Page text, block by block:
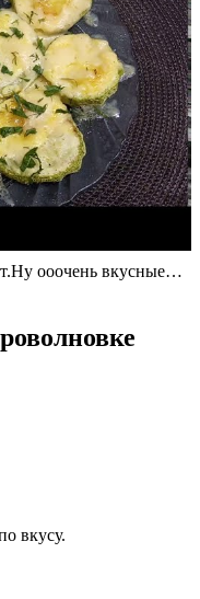
ооочень вкусные…
вкусу.